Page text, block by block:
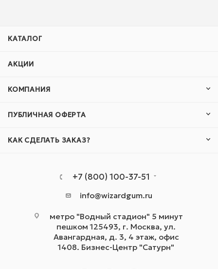
КАТАЛОГ
АКЦИИ
КОМПАНИЯ
ПУБЛИЧНАЯ ОФЕРТА
КАК СДЕЛАТЬ ЗАКАЗ?
+7 (800) 100-37-51
info@wizardgum.ru
метро "Водный стадион" 5 минут
пешком 125493, г. Москва, ул.
Авангардная, д. 3, 4 этаж, офис
1408. Бизнес-Центр "Сатурн"